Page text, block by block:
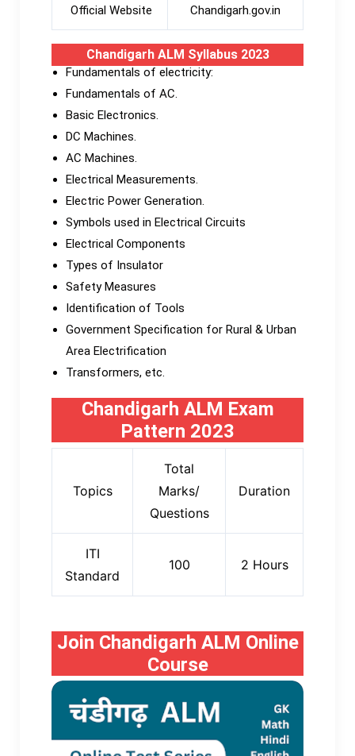
Official Website Chandigarh.gov.in
Chandigarh ALM Syllabus 2023
Fundamentals of electricity:
Fundamentals of AC.
Basic Electronics.
DC Machines.
AC Machines.
Electrical Measurements.
Electric Power Generation.
Symbols used in Electrical Circuits
Electrical Components
Types of Insulator
Safety Measures
Identification of Tools
Government Specification for Rural & Urban
Area Electrification
Transformers, etc.
Chandigarh ALM Exam
Pattern 2023
Topics
Total
Marks/
Questions
Duration
ITI
Standard
100 2 Hours
Join Chandigarh ALM Online
Course